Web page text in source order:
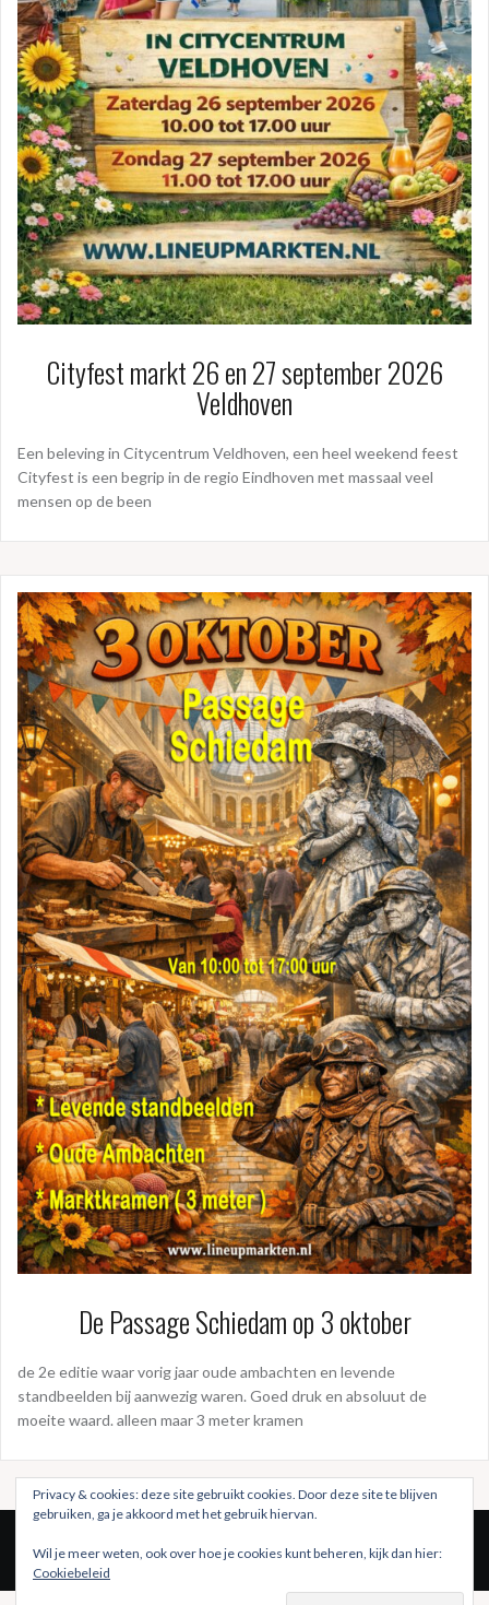
Cityfest markt 26 en 27 september 2026
Veldhoven
Een beleving in Citycentrum Veldhoven, een heel weekend feest
Cityfest is een begrip in de regio Eindhoven met massaal veel
mensen op de been
De Passage Schiedam op 3 oktober
de 2e editie waar vorig jaar oude ambachten en levende
standbeelden bij aanwezig waren. Goed druk en absoluut de
moeite waard. alleen maar 3 meter kramen
Privacy & cookies: deze site gebruikt cookies. Door deze site te blijven
gebruiken, ga je akkoord met het gebruik hiervan.
Wil je meer weten, ook over hoe je cookies kunt beheren, kijk dan hier:
Cookiebeleid